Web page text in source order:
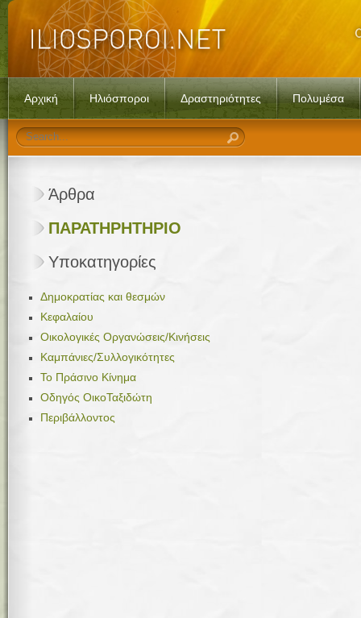
Αρχική Ηλιόσποροι Δραστηριότητες Πολυμέσα
Άρθρα
ΠΑΡΑΤΗΡΗΤΗΡΙΟ
Υποκατηγορίες
Δημοκρατίας και θεσμών
Κεφαλαίου
Οικολογικές Οργανώσεις/Κινήσεις
Καμπάνιες/Συλλογικότητες
Το Πράσινο Κίνημα
Οδηγός ΟικοΤαξιδώτη
Περιβάλλοντος